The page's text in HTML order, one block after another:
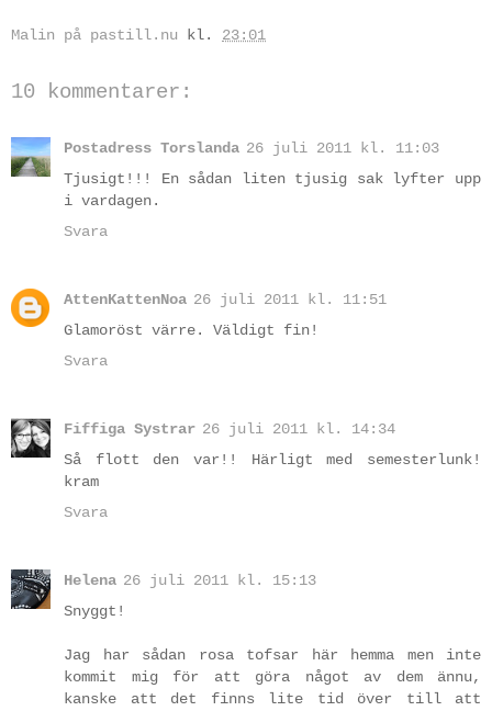
Malin på pastill.nu kl. 23:01
10 kommentarer:
Postadress Torslanda 26 juli 2011 kl. 11:03
Tjusigt!!! En sådan liten tjusig sak lyfter upp
i vardagen.
Svara
AttenKattenNoa 26 juli 2011 kl. 11:51
Glamoröst värre. Väldigt fin!
Svara
Fiffiga Systrar 26 juli 2011 kl. 14:34
Så flott den var!! Härligt med semesterlunk!
kram
Svara
Helena 26 juli 2011 kl. 15:13
Snyggt!
Jag har sådan rosa tofsar här hemma men inte
kommit mig för att göra något av dem ännu,
kanske att det finns lite tid över till att